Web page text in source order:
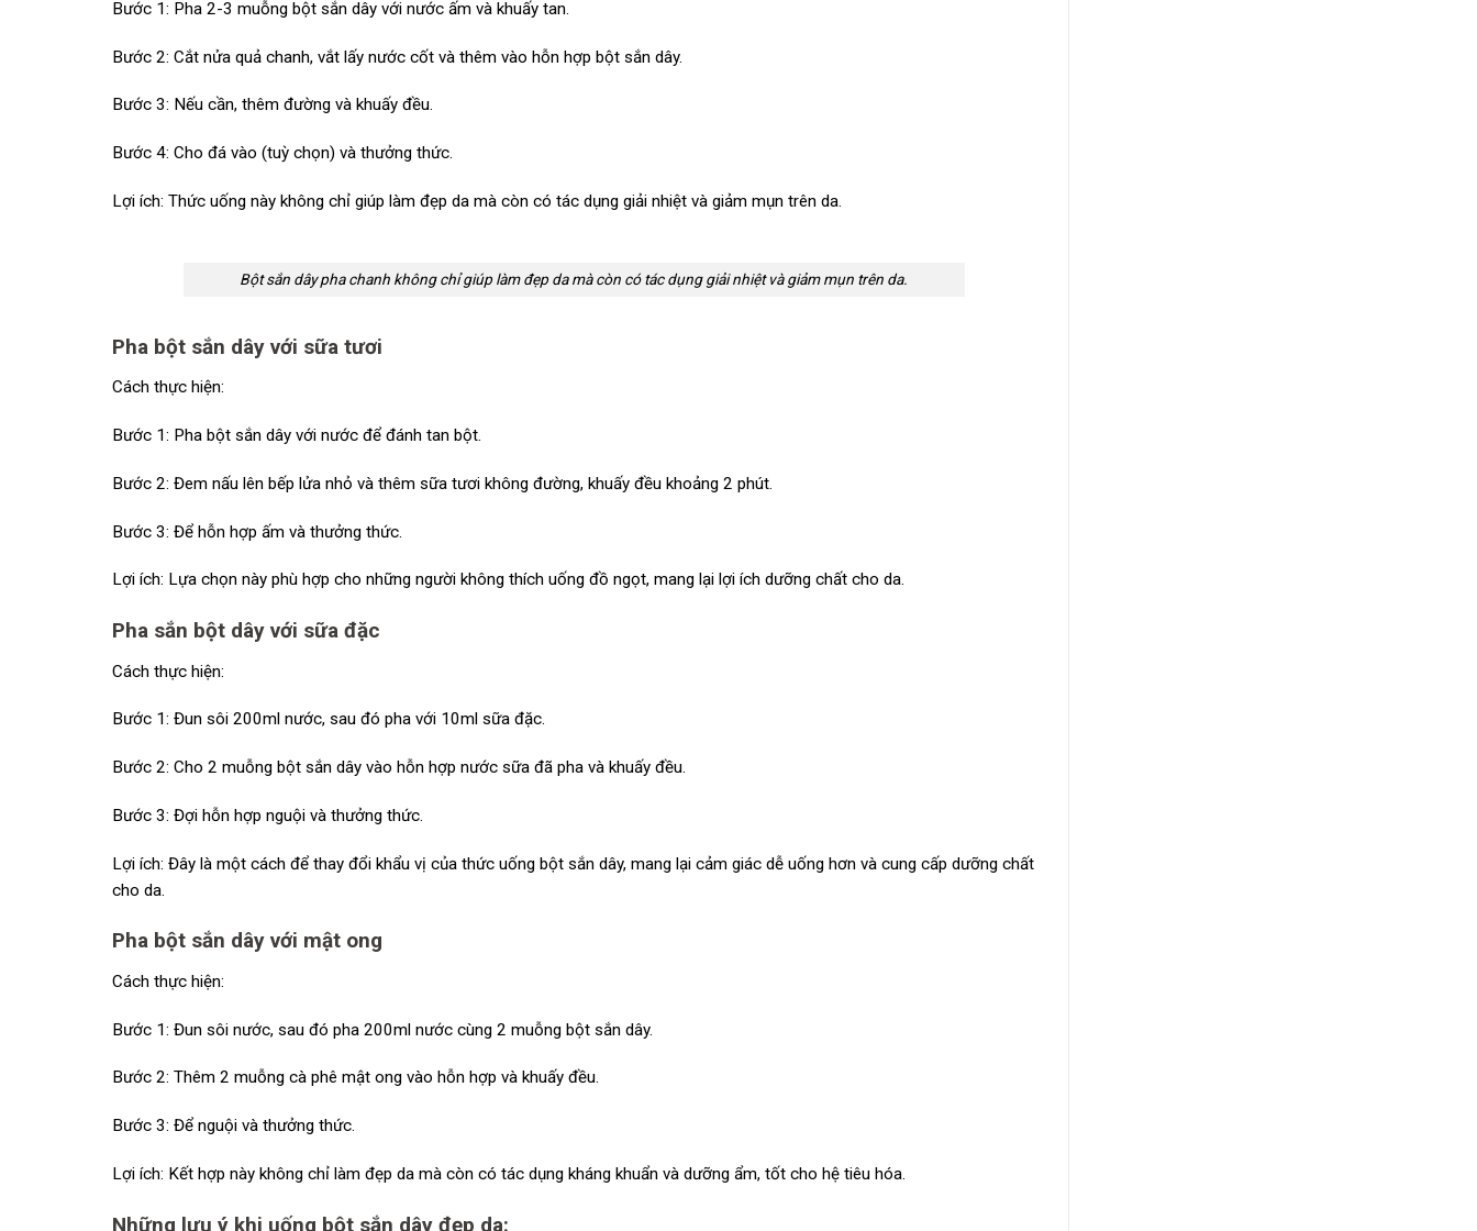
Bước 1: Pha 2-3 muỗng bột sắn dây với nước ấm và khuấy tan.
Bước 2: Cắt nửa quả chanh, vắt lấy nước cốt và thêm vào hỗn hợp bột sắn dây.
Bước 3: Nếu cần, thêm đường và khuấy đều.
Bước 4: Cho đá vào (tuỳ chọn) và thưởng thức.
Lợi ích: Thức uống này không chỉ giúp làm đẹp da mà còn có tác dụng giải nhiệt và giảm mụn trên da.
Bột sắn dây pha chanh không chỉ giúp làm đẹp da mà còn có tác dụng giải nhiệt và giảm mụn trên da.
Pha bột sắn dây với sữa tươi
Cách thực hiện:
Bước 1: Pha bột sắn dây với nước để đánh tan bột.
Bước 2: Đem nấu lên bếp lửa nhỏ và thêm sữa tươi không đường, khuấy đều khoảng 2 phút.
Bước 3: Để hỗn hợp ấm và thưởng thức.
Lợi ích: Lựa chọn này phù hợp cho những người không thích uống đồ ngọt, mang lại lợi ích dưỡng chất cho da.
Pha sắn bột dây với sữa đặc
Cách thực hiện:
Bước 1: Đun sôi 200ml nước, sau đó pha với 10ml sữa đặc.
Bước 2: Cho 2 muỗng bột sắn dây vào hỗn hợp nước sữa đã pha và khuấy đều.
Bước 3: Đợi hỗn hợp nguội và thưởng thức.
Lợi ích: Đây là một cách để thay đổi khẩu vị của thức uống bột sắn dây, mang lại cảm giác dễ uống hơn và cung cấp dưỡng chất
cho da.
Pha bột sắn dây với mật ong
Cách thực hiện:
Bước 1: Đun sôi nước, sau đó pha 200ml nước cùng 2 muỗng bột sắn dây.
Bước 2: Thêm 2 muỗng cà phê mật ong vào hỗn hợp và khuấy đều.
Bước 3: Để nguội và thưởng thức.
Lợi ích: Kết hợp này không chỉ làm đẹp da mà còn có tác dụng kháng khuẩn và dưỡng ẩm, tốt cho hệ tiêu hóa.
Những lưu ý khi uống bột sắn dây đẹp da: